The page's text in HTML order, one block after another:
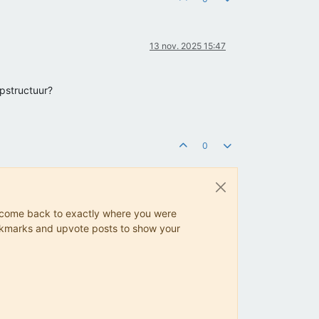
13 nov. 2025 15:47
0
back to exactly where you were
and upvote posts to show your